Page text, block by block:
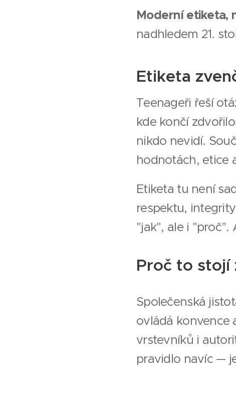
Moderní etiketa,
nadhledem 21.
Etiketa
Teenageři řeší
kde končí
nikdo nevidí.
hodnotách, etice
Etiketa tu není
respektu,
"jak", ale i "proč".
Proč to stojí
Společenská
ovládá konvence
vrstevníků i
pravidlo navíc —